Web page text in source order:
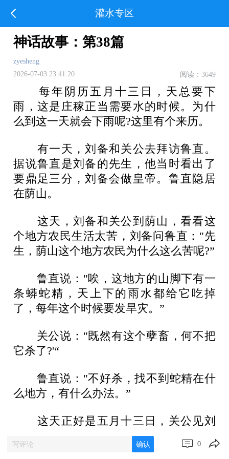
灌水专区
神话故事：第38篇
zyesheng
2026-07-03 23:41:20
阅读：3649
每年阴历五月十三日，天总要下
雨，这是庄稼正当需要水的时候。为什
么到这一天就会下雨呢?这里有个来历。
有一天，刘备和关公去拜访鲁直。
据说鲁直是刘备的先生，他当时看出了
要鼎足三分，刘备会做皇帝。鲁直隐居
在荫山。
这天，刘备和关公到荫山，看看这
个地方农民生活太苦，刘备问鲁直："先
生，荫山这个地方农民为什么这么苦呢?”
鲁直说："唉，这地方的山脚下有一
条蟒蛇精，天上下的雨水都给它吃掉
了，每年这个时候要发旱灾。”
关公说："既然有这个孽畜，何不把
它杀了?'“
鲁直说："不好杀，找不到蛇精在什
么地方，有什么办法。”
这天正好是五月十三日，关公见刘
备与先生正在谈论国事，不想管除蛇精
的事，就暗想，反正我这把刀子不快
确认 0